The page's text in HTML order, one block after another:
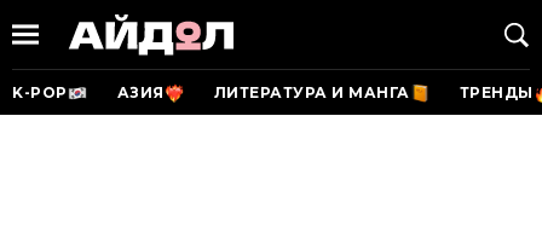
K-POP АЗИЯ ЛИТЕРАТУРА И МАНГА ТРЕНДЫ